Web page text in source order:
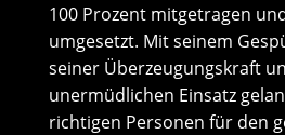
100 Prozent mitgetragen
umgesetzt. Mit seinem
seiner Überzeugungskraft
unermüdlichen Einsatz
richtigen Personen für den